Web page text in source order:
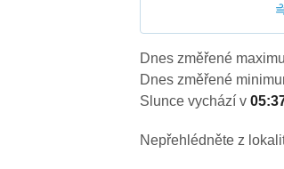
Dnes změřené
Dnes změřené
Slunce vychází v
Nepřehlédněte z